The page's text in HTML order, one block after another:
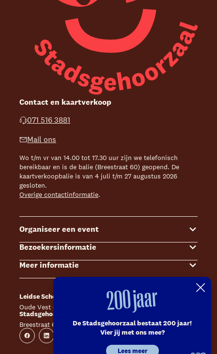
Contact en kaartverkoop
071 516 3881
Mail ons
Wo t/m vr van 14.00 tot 17.30 uur zijn we telefonisch
bereikbaar en is de balie (Breestraat 60) geopend. De
kaartverkoopbalie is van 4 juli t/m 27 augustus 2026
gesloten.
Overige contactinformatie.
Organiseer een event
Events
Zalenoverzicht
Contact Sales & Events
Offerte aanvragen
Bezoekersinformatie
Kaartverkoop
Bereikbaarheid
Toegankelijkheid
Huisregels en algemene voorwaarden
Veelgestelde vragen
Meer informatie
Steun ons
Technische informatie
Vacatures
Leidse Schouwburg
Oude Vest 43, 2312 XS Leiden
Stadsgehoorzaal Leiden
Breestraat 60, 2311 CS Leiden
FacebookLinkedin
Café Caat
Catharinahof, 2311 CS Leiden
Website Instagram
200 jaar
De Stadsgehoorzaal bestaat 200 jaar!
Vier jij met ons mee?
Lees meer